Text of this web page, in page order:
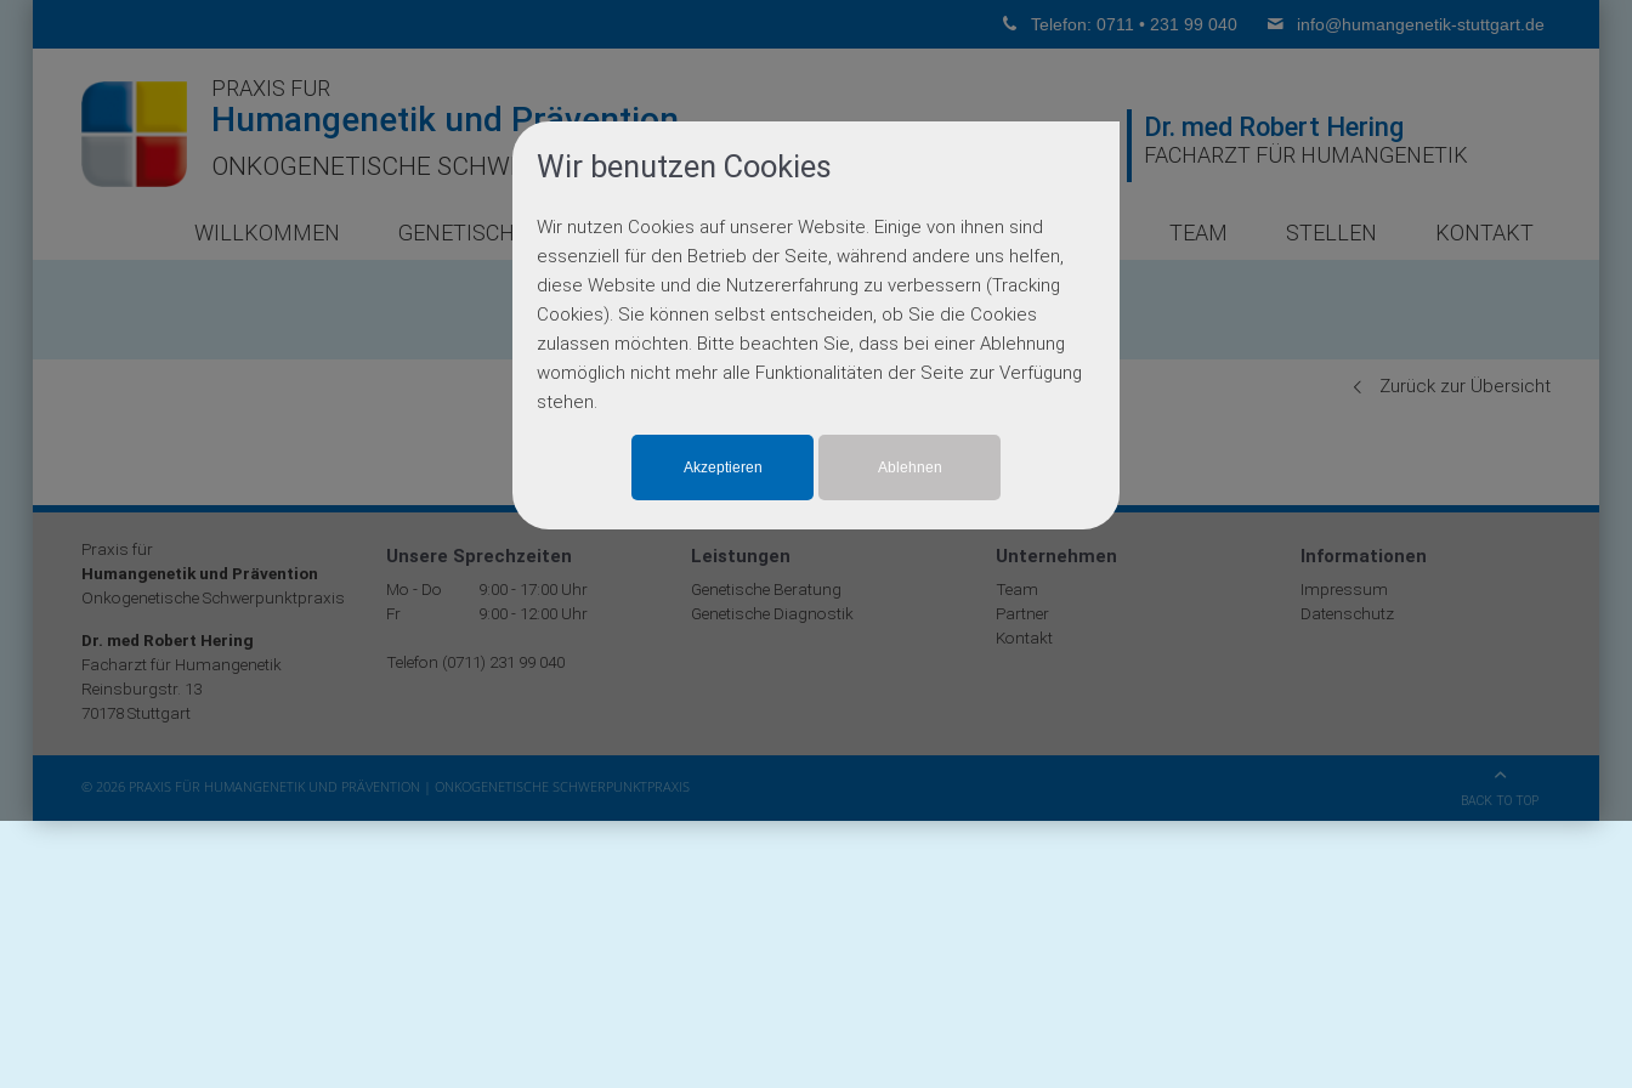
Wir benutzen Cookies
Wir nutzen Cookies auf unserer Website. Einige von ihnen sind
essenziell für den Betrieb der Seite, während andere uns helfen,
diese Website und die Nutzererfahrung zu verbessern (Tracking
Cookies). Sie können selbst entscheiden, ob Sie die Cookies
zulassen möchten. Bitte beachten Sie, dass bei einer Ablehnung
womöglich nicht mehr alle Funktionalitäten der Seite zur Verfügung
stehen.
Telefon: 0711 • 231 99 040 info@humangenetik-stuttgart.de
PRAXIS FÜR
Humangenetik und Prävention
ONKOGENETISCHE SCHWERPUNKTPRAXIS
Dr. med Robert Hering
FACHARZT FÜR HUMANGENETIK
WILLKOMMEN GENETISCHE BERATUNG GENETISCHE DIAGNOSTIK PARTNER TEAM STELLEN KONTAKT
Einzelgen-Diagnostik
Zurück zur Übersicht
Praxis für
Humangenetik und Prävention
Onkogenetische Schwerpunktpraxis
Dr. med Robert Hering
Facharzt für Humangenetik
Reinsburgstr. 13
70178 Stuttgart
Unsere Sprechzeiten
Mo - Do
9:00 - 17:00 Uhr
Fr
9:00 - 12:00 Uhr
Telefon (0711) 231 99 040
Leistungen
Genetische Beratung
Genetische Diagnostik
Unternehmen
Team
Partner
Kontakt
Informationen
Impressum
Datenschutz
BACK TO TOP
© 2026 PRAXIS FÜR HUMANGENETIK UND PRÄVENTION | ONKOGENETISCHE SCHWERPUNKTPRAXIS